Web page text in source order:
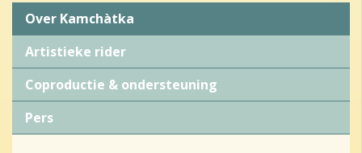
Over Kamchàtka
Artistieke rider
Coproductie & ondersteuning
Pers